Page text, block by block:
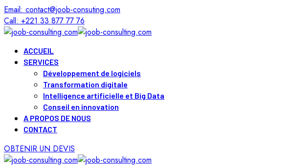
Email: contact@joob-consuting.com
Call: +221 33 877 77 76
ACCUEIL
SERVICES
Développement de logiciels
Transformation digitale
Intelligence artificielle et Big Data
Conseil en innovation
A PROPOS DE NOUS
CONTACT
OBTENIR UN DEVIS